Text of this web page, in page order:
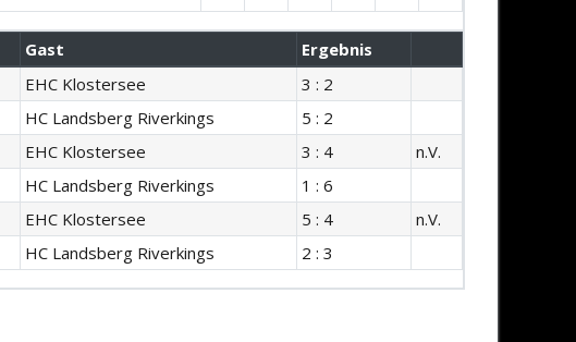
Gast
Ergebnis
EHC Klostersee
3 : 2
HC Landsberg Riverkings
5 : 2
EHC Klostersee 3 : 4
n.V.
HC Landsberg Riverkings
1 : 6
EHC Klostersee 5 : 4
n.V.
HC Landsberg Riverkings 2 : 3